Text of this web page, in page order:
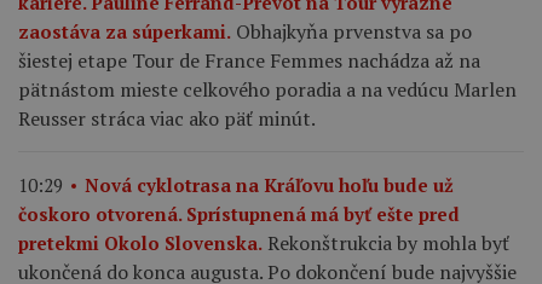
zaostáva za súperkami. Obhajkyňa prvenstva sa po
šiestej etape Tour de France Femmes nachádza až na
pätnástom mieste celkového poradia a na vedúcu Marlen
Reusser stráca viac ako päť minút.
10:29
Nová cyklotrasa na Kráľovu hoľu bude už
čoskoro otvorená. Sprístupnená má byť ešte pred
pretekmi Okolo Slovenska. Rekonštrukcia by mohla byť
ukončená do konca augusta. Po dokončení bude najvyššie